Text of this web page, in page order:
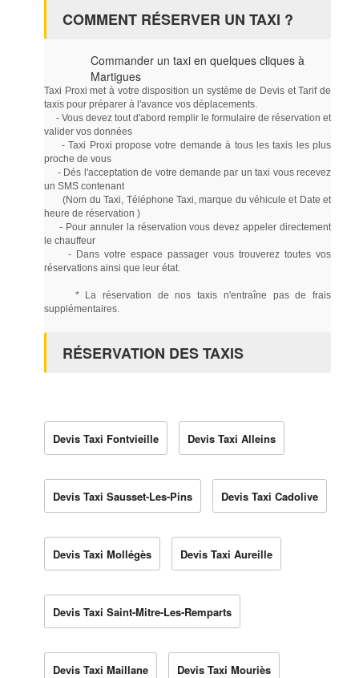
COMMENT RÉSERVER UN TAXI ?
Commander un taxi en quelques cliques à
Martigues
Taxi Proxi met à votre disposition un système de Devis et Tarif de
taxis pour préparer à l'avance vos déplacements.
- Vous devez tout d'abord remplir le formulaire de réservation et
valider vos données
- Taxi Proxi propose votre demande à tous les taxis les plus
proche de vous
- Dés l'acceptation de votre demande par un taxi vous recevez
un SMS contenant
(Nom du Taxi, Téléphone Taxi, marque du véhicule et Date et
heure de réservation )
- Pour annuler la réservation vous devez appeler directement
le chauffeur
- Dans votre espace passager vous trouverez toutes vos
réservations ainsi que leur état.
* La réservation de nos taxis n'entraîne pas de frais
supplémentaires.
RÉSERVATION DES TAXIS
Devis Taxi Fontvieille Devis Taxi Alleins
Devis Taxi Sausset-Les-Pins Devis Taxi Cadolive
Devis Taxi Mollégès Devis Taxi Aureille
Devis Taxi Saint-Mitre-Les-Remparts
Devis Taxi Maillane Devis Taxi Mouriès